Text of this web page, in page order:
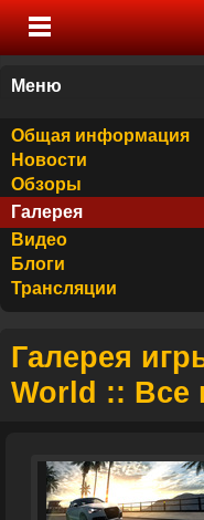
Меню
Общая информация
Новости
Обзоры
Галерея
Видео
Блоги
Трансляции
Галерея
World :: Все